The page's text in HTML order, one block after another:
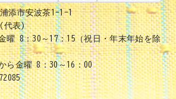
添市安波茶1-1-1
代表)
曜 8：30～17：15（祝日・年末年始を除
ら金曜 8：30～16：00